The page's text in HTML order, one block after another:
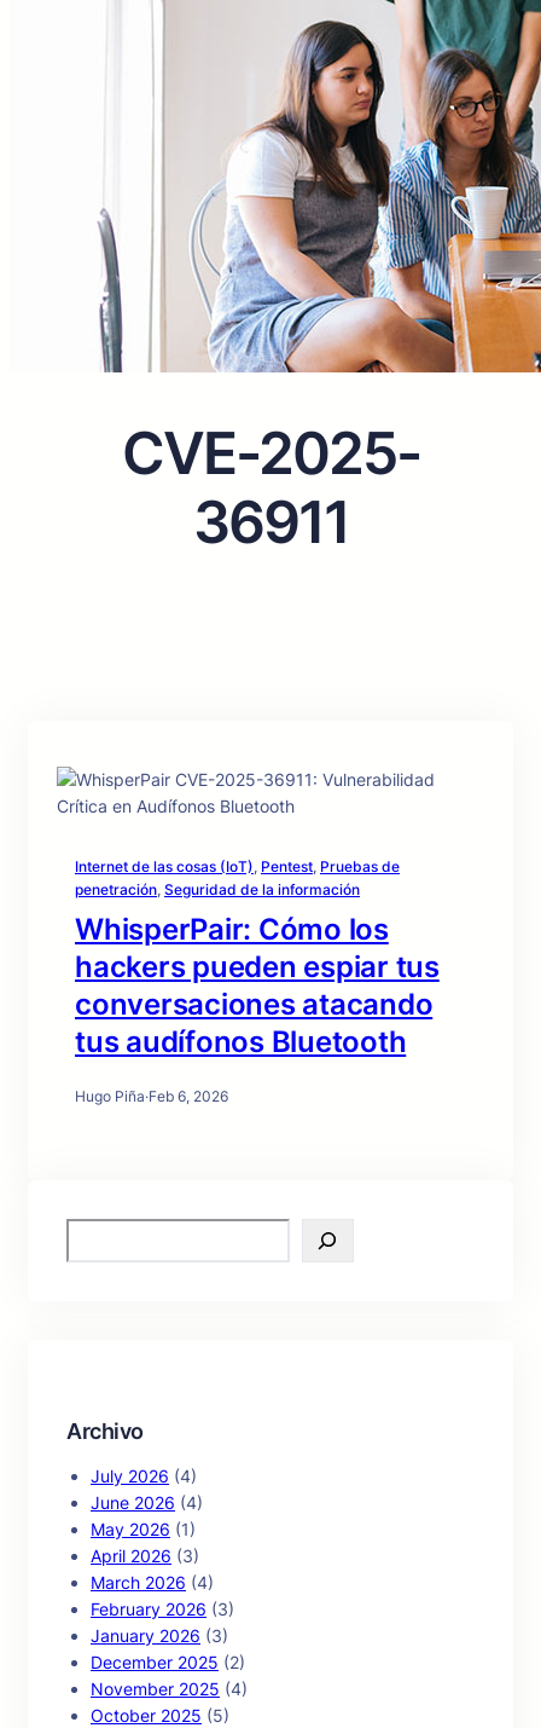
CVE-2025-
36911
Internet de las cosas (IoT), Pentest, Pruebas de
penetración, Seguridad de la información
WhisperPair: Cómo los
hackers pueden espiar tus
conversaciones atacando
tus audífonos Bluetooth
Hugo Piña·Feb 6, 2026
e
Archivo
July 2026 (4)
June 2026 (4)
May 2026 (1)
April 2026 (3)
March 2026 (4)
February 2026 (3)
January 2026 (3)
December 2025 (2)
November 2025 (4)
October 2025 (5)